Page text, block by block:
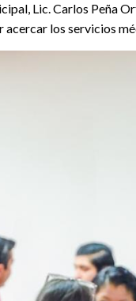
Lic. Carlos Peña
acercar los servicios